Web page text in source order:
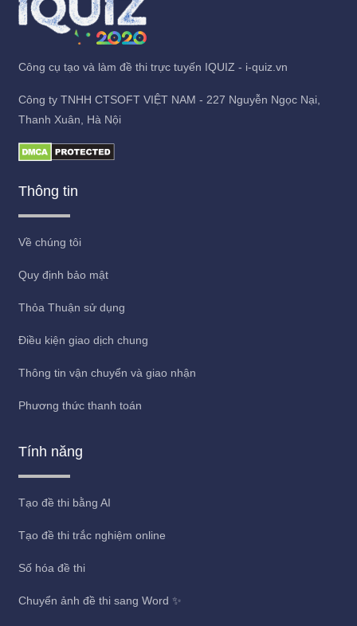
Công cụ tạo và làm đề thi trực tuyến IQUIZ - i-quiz.vn
Công ty TNHH CTSOFT VIỆT NAM - 227 Nguyễn Ngọc Nại,
Thanh Xuân, Hà Nội
Thông tin
Về chúng tôi
Quy định bảo mật
Thỏa Thuận sử dụng
Điều kiện giao dịch chung
Thông tin vận chuyển và giao nhận
Phương thức thanh toán
Tính năng
Tạo đề thi bằng AI
Tạo đề thi trắc nghiệm online
Số hóa đề thi
Chuyển ảnh đề thi sang Word ✨